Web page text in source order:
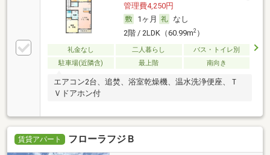
管理費4,250円
1ヶ月
なし
2階 / 2LDK（60.99m2）
礼金なし 二人暮らし
バス・トイレ別
駐車場(近隣含)
最上階 南向き
エアコン2台、追焚、浴室乾燥機、温水洗浄便座、Ｔ
Ｖドアホン付
賃貸アパート フローラフジＢ